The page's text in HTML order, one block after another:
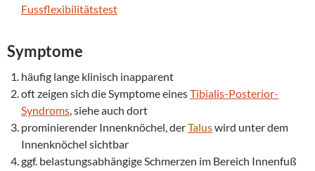
Fussflexibilitätstest
Symptome
häufig lange klinisch inapparent
oft zeigen sich die Symptome einesTibialis-Posterior-
Syndroms, siehe auch dort
prominierender Innenknöchel, derTaluswird unter dem
Innenknöchel sichtbar
ggf. belastungsabhängige Schmerzen im Bereich Innenfuß